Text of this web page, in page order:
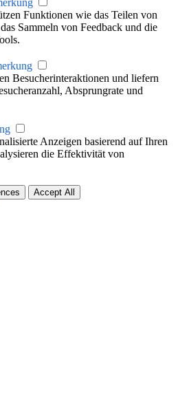
Funktionen wie das Teilen von
Sammeln von Feedback und die
Besucherinteraktionen und liefern
Absprungrate und
Anzeigen basierend auf Ihren
die Effektivität von
Accept All